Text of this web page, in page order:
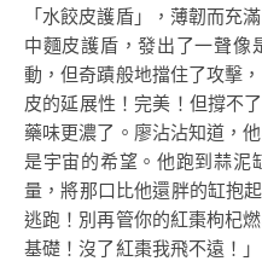
「水餃皮護盾」，薄韌而充
中麵皮護盾，發出了一聲像
動，但奇蹟般地擋住了攻擊
皮的延展性！完美！但撐不
藥味更濃了。廖沾沾知道，
是宇宙的希望。他跑到蒜泥
量，將那口比他還胖的缸抱
逃跑！別再管你的紅棗枸杞
基礎！沒了紅棗我飛不遠！